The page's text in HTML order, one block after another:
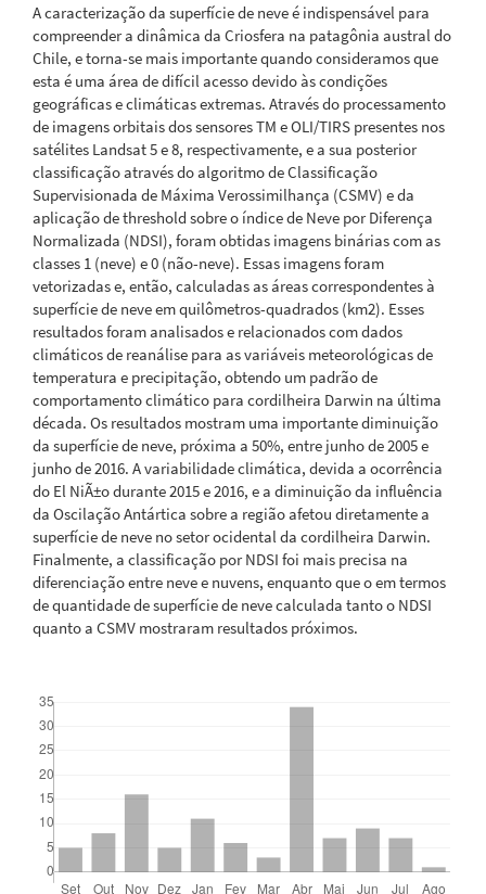
A caracterização da superfície de neve é indispensável para
compreender a dinâmica da Criosfera na patagônia austral do
Chile, e torna-se mais importante quando consideramos que
esta é uma área de difícil acesso devido às condições
geográficas e climáticas extremas. Através do processamento
de imagens orbitais dos sensores TM e OLI/TIRS presentes nos
satélites Landsat 5 e 8, respectivamente, e a sua posterior
classificação através do algoritmo de Classificação
Supervisionada de Máxima Verossimilhança (CSMV) e da
aplicação de threshold sobre o índice de Neve por Diferença
Normalizada (NDSI), foram obtidas imagens binárias com as
classes 1 (neve) e 0 (não-neve). Essas imagens foram
vetorizadas e, então, calculadas as áreas correspondentes à
superfície de neve em quilômetros-quadrados (km2). Esses
resultados foram analisados e relacionados com dados
climáticos de reanálise para as variáveis meteorológicas de
temperatura e precipitação, obtendo um padrão de
comportamento climático para cordilheira Darwin na última
década. Os resultados mostram uma importante diminuição
da superfície de neve, próxima a 50%, entre junho de 2005 e
junho de 2016. A variabilidade climática, devida a ocorrência
do El NiÃ±o durante 2015 e 2016, e a diminuição da influência
da Oscilação Antártica sobre a região afetou diretamente a
superfície de neve no setor ocidental da cordilheira Darwin.
Finalmente, a classificação por NDSI foi mais precisa na
diferenciação entre neve e nuvens, enquanto que o em termos
de quantidade de superfície de neve calculada tanto o NDSI
quanto a CSMV mostraram resultados próximos.